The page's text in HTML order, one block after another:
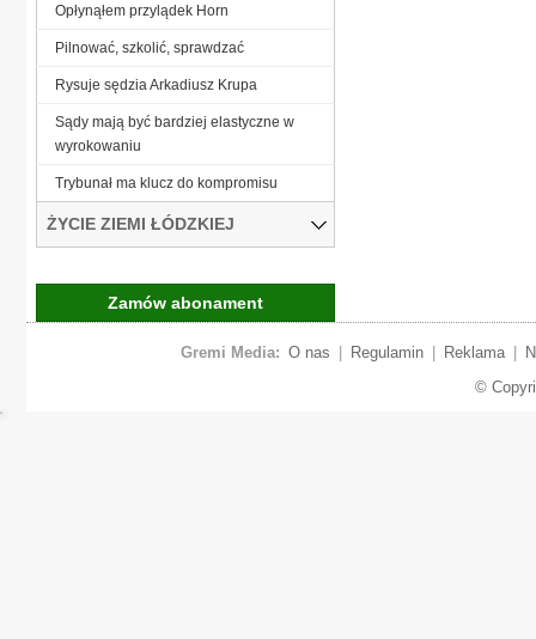
Opłynąłem przylądek Horn
Pilnować, szkolić, sprawdzać
Rysuje sędzia Arkadiusz Krupa
Sądy mają być bardziej elastyczne w
wyrokowaniu
Trybunał ma klucz do kompromisu
ŻYCIE ZIEMI ŁÓDZKIEJ
Zamów abonament
Gremi Media: O nas Regulamin Reklama
©